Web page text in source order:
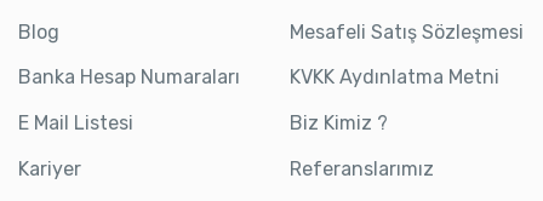
Blog
Banka Hesap Numaraları
E Mail Listesi
Kariyer
Mesafeli Satış Sözleşmesi
KVKK Aydınlatma Metni
Biz Kimiz ?
Referanslarımız